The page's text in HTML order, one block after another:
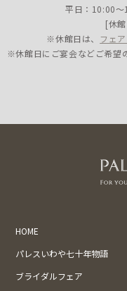
平日：10:00
[休
※休館日は、 フェ
※休館日にご宴会などご希望
HOME
パレスいわや七十年物語
ブライダルフェア